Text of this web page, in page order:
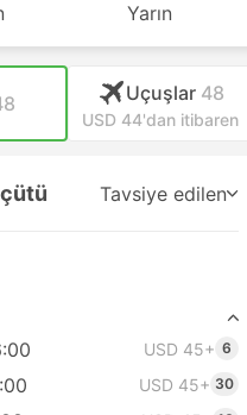
Yarın
Uçuşlar 48
USD 44'dan itibaren
Tavsiye edilen
USD 45+ 6
USD 45+ 30